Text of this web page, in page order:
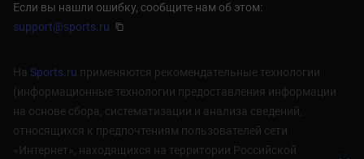
Если вы нашли ошибку, сообщите нам об этом:
support@sports.ru
На Sports.ru применяются рекомендательные технологии
(информационные технологии предоставления информации
на основе сбора, систематизации и анализа сведений,
относящихся к предпочтениям пользователей сети
«Интернет», находящихся на территории Российской